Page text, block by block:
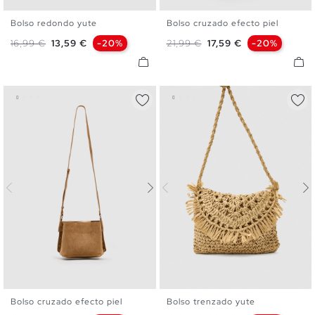
U
Bolso redondo yute
Precio base
16,99 € Precio
13,59 € -20%
Bolso cruzado efecto piel
Precio base
21,99 € Precio
17,59 € -20%
Bolso cruzado efecto piel
U
Bolso trenzado yute